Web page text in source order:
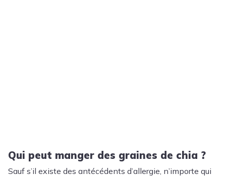
Qui peut manger des graines de chia ?
Sauf s’il existe des antécédents d’allergie, n’importe qui